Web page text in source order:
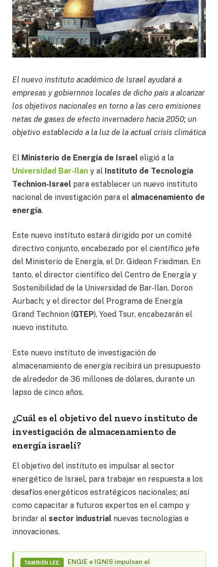
El nuevo instituto académico de Israel ayudará a
empresas y gobiernnos locales de dicho país a alcanzar
los objetivos nacionales en torno a las cero emisiones
netas de gases de efecto invernadero hacia 2050; un
objetivo establecido a la luz de la actual crisis climática
El Ministerio de Energía de Israel eligió a la
Universidad Bar-Ilan y al Instituto de Tecnología
Technion-Israel para establecer un nuevo instituto
nacional de investigación para el almacenamiento de
energía.
Este nuevo instituto estará dirigido por un comité
directivo conjunto, encabezado por el científico jefe
del Ministerio de Energía, el Dr. Gideon Friedman. En
tanto, el director científico del Centro de Energía y
Sostenibilidad de la Universidad de Bar-Ilan, Doron
Aurbach; y el director del Programa de Energía
Grand Technion (GTEP), Yoed Tsur, encabezarán el
nuevo instituto.
Este nuevo instituto de investigación de
almacenamiento de energía recibirá un presupuesto
de alrededor de 36 millones de dólares, durante un
lapso de cinco años.
¿Cuál es el objetivo del nuevo instituto de
investigación de almacenamiento de
energía israelí?
El objetivo del instituto es impulsar al sector
energético de Israel, para trabajar en respuesta a los
desafíos energéticos estratégicos nacionales; así
como capacitar a futuros expertos en el campo y
brindar al sector industrial nuevas tecnologías e
innovaciones.
TAMBIÉN LEE.
ENGIE e IGNIS impulsan el